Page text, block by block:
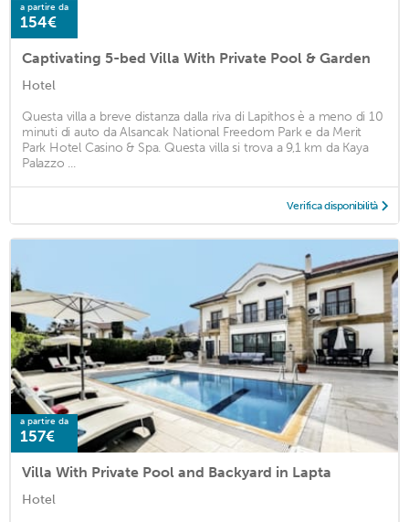
a partire da
154€
Captivating 5-bed Villa With Private Pool & Garden
Hotel
Questa villa a breve distanza dalla riva di Lapithos è a meno di 10
minuti di auto da Alsancak National Freedom Park e da Merit
Park Hotel Casino & Spa. Questa villa si trova a 9,1 km da Kaya
Palazzo ...
Verifica disponibilità
a partire da
157€
Villa With Private Pool and Backyard in Lapta
Hotel